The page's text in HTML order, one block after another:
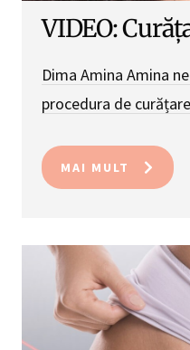
VIDEO:
Dima Amina Amina
procedura de
MAI MULT